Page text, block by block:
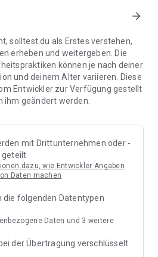
Akku schonend. Dennoch
GPS-Funktion höher
Smartphones. Wir benötigen
zu erkennen und die Klima-
Priorität. Wir hosten die App
arrow_forward
solltest du als Erstes verstehen,
erheben und weitergeben. Die
können je nach deiner
und deinem Alter variieren. Diese
Entwickler zur Verfügung gestellt
ihm geändert werden.
mit Drittunternehmen oder -
geteilt
dazu, wie Entwickler Angaben
Daten machen
die folgenden Datentypen
Daten und 3 weitere
der Übertragung verschlüsselt